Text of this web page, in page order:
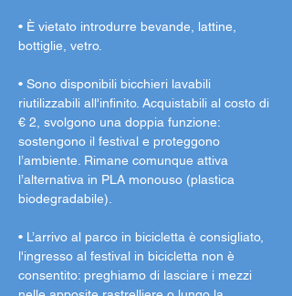
• È vietato introdurre bevande, lattine,
bottiglie, vetro.
• Sono disponibili bicchieri lavabili
riutilizzabili all'infinito. Acquistabili al costo di
€ 2, svolgono una doppia funzione:
sostengono il festival e proteggono
l’ambiente. Rimane comunque attiva
l’alternativa in PLA monouso (plastica
biodegradabile).
• L’arrivo al parco in bicicletta è consigliato,
l'ingresso al festival in bicicletta non è
consentito: preghiamo di lasciare i mezzi